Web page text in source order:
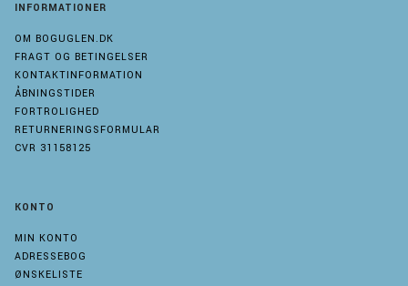
INFORMATIONER
OM BOGUGLEN.DK
FRAGT OG BETINGELSER
KONTAKTINFORMATION
ÅBNINGSTIDER
FORTROLIGHED
RETURNERINGSFORMULAR
CVR 31158125
KONTO
MIN KONTO
ADRESSEBOG
ØNSKELISTE